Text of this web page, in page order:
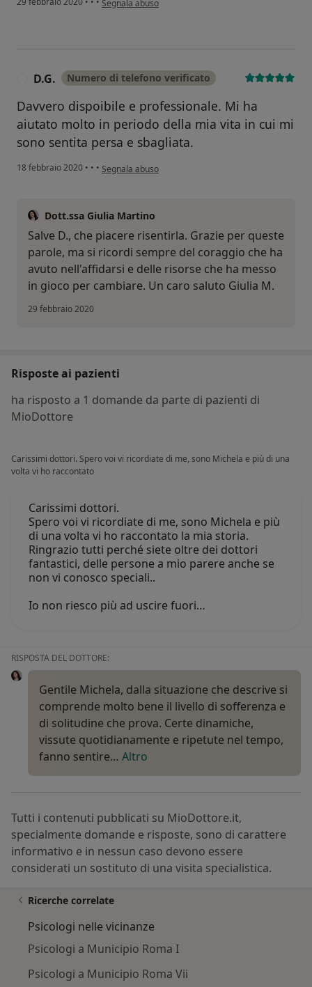
Segnala abuso
D.G. Numero di telefono verificato
Davvero dispoibile e professionale. Mi ha
aiutato molto in periodo della mia vita in cui mi
sono sentita persa e sbagliata.
18 febbraio 2020 • • • secondo l'opinione dell'utente D.G.
Segnala abuso
Dott.ssa Giulia Martino
Salve D., che piacere risentirla. Grazie per queste
parole, ma si ricordi sempre del coraggio che ha
avuto nell'affidarsi e delle risorse che ha messo
in gioco per cambiare. Un caro saluto Giulia M.
29 febbraio 2020
Risposte ai pazienti
ha risposto a 1 domande da parte di pazienti di
MioDottore
Carissimi dottori. Spero voi vi ricordiate di me, sono Michela e più di una
volta vi ho raccontato
Carissimi dottori.
Spero voi vi ricordiate di me, sono Michela e più
di una volta vi ho raccontato la mia storia.
Ringrazio tutti perché siete oltre dei dottori
fantastici, delle persone a mio parere anche se
non vi conosco speciali..
Io non riesco più ad uscire fuori…
RISPOSTA DEL DOTTORE:
Gentile Michela, dalla situazione che descrive si
comprende molto bene il livello di sofferenza e
di solitudine che prova. Certe dinamiche,
vissute quotidianamente e ripetute nel tempo,
fanno sentire… Altro
Tutti i contenuti pubblicati su MioDottore.it,
specialmente domande e risposte, sono di carattere
informativo e in nessun caso devono essere
considerati un sostituto di una visita specialistica.
Ricerche correlate
Psicologi nelle vicinanze
Psicologi a Municipio Roma I
Psicologi a Municipio Roma Vii